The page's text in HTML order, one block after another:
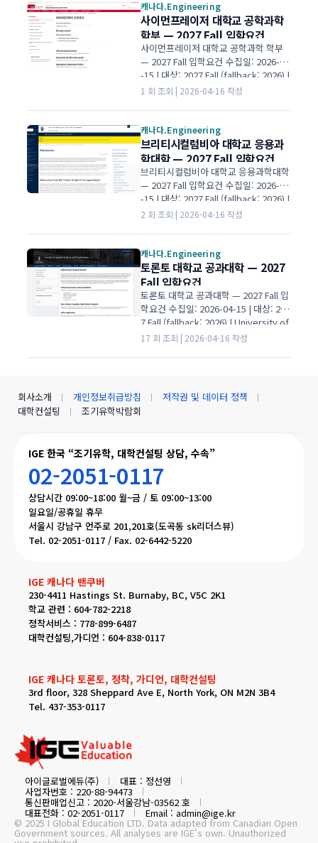
대학·전공 개요 학위B.Eng. 단과대학Fa
culty of Engineering (공과대학) 캠퍼
스Downtown 비고Faculty of Enginee
ring는 B.Eng., B.G.E., B.Sc.(Arch.) 3
종 학위를 …
캐나다.Engineering
사이먼프레이저 대학교 공학과학
학부 — 2027 Fall 입학요건
사이먼프레이저 대학교 공학과학 학부
— 2027 Fall 입학요건 수집일: 2026-04
-15 | 대상: 2027 Fall (fallback: 2026) |
SFU School of Engineering Science
균 90%+ 실질 경쟁 수준 필수 과목 5과
목 수·물·화 75%+ IELTS 6.5 각 band
6.0+ 보충서류 없음 Co-op 필수 (5년) 0
1대학·전공 개요 학위Bachelor of App
lied Science (BASc) 단과대학School
of Engineer…
1 회 조회 | 2026-04-16 작성
캐나다.Engineering
브리티시컬럼비아 대학교 응용과
학대학 — 2027 Fall 입학요건
브리티시컬럼비아 대학교 응용과학대학
— 2027 Fall 입학요건 수집일: 2026-04
-15 | 대상: 2027 Fall (fallback: 2026) |
UBC Engineering 공식 | IGE I Global E
개 필수 과목 4과목 수학 65%+ 권장 IEL
TS 6.5 각 band 6.0+ 보충서류 Person
al Profile 4 기준 평가 + 추천인 2명 01
대학·전공 개요 학위Bachelor of Appli
ed Science (BASc) 단과대학Faculty
of Applied…
2 회 조회 | 2026-04-16 작성
캐나다.Engineering
토론토 대학교 공과대학 — 2027
Fall 입학요건
토론토 대학교 공과대학 — 2027 Fall 입
학요건 수집일: 2026-04-15 | 대상: 202
7 Fall (fallback: 2026) | University of
Toronto 공식 | IGE I Global Education
목 6과목 OSSD + 5 U/M + 1 IELTS 6.5
f Applied Science (BASc) 단과대학Fa
17 회 조회 | 2026-04-16 작성
IGE 한국 “조기유학, 대학컨설팅 상담, 수속”
02-2051-0117
상담시간 09:00~18:00 월~금 / 토 09:00~13:00
일요일/공휴일 휴무
서울시 강남구 언주로 201,201호(도곡동 sk리더스뷰)
Tel. 02-2051-0117 / Fax. 02-6442-5220
IGE 캐나다 밴쿠버
230-4411 Hastings St. Burnaby, BC, V5C 2K1
학교 관련 : 604-782-2218
정착서비스 : 778-899-6487
대학컨설팅,가디언 : 604-838-0117
IGE 캐나다 토론토, 정착, 가디언, 대학컨설팅
3rd floor, 328 Sheppard Ave E, North York, ON M2N 3B4
Tel. 437-353-0117
아이글로벌에듀(주) 대표 : 정선영
사업자번호 : 220-88-94473
통신판매업신고 : 2020-서울강남-03562 호
대표전화 : 02-2051-0117 Email : admin@ige.kr
회사소개 개인정보취급방침
저작권 및 데이터 정책
대학컨설팅
조기유학박람회
© 2025 I Global Education LTD. Data adapted from Canadian Open
Government sources. All analyses are IGE's own. Unauthorized